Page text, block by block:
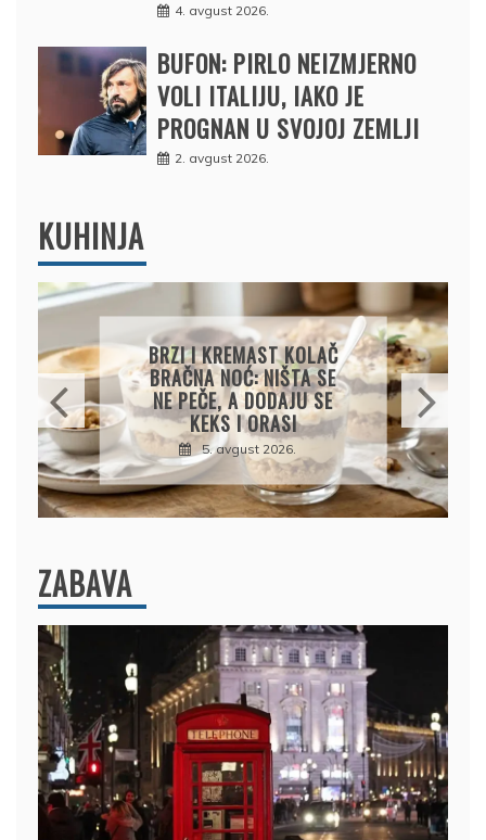
4. avgust 2026.
BUFON: PIRLO NEIZMJERNO
VOLI ITALIJU, IAKO JE
PROGNAN U SVOJOJ ZEMLJI
2. avgust 2026.
KUHINJA
KREMASTA TJESTENINA
SA FETA SIROM I PEČENIM
PARADAJZOM
5. avgust 2026.
ZABAVA